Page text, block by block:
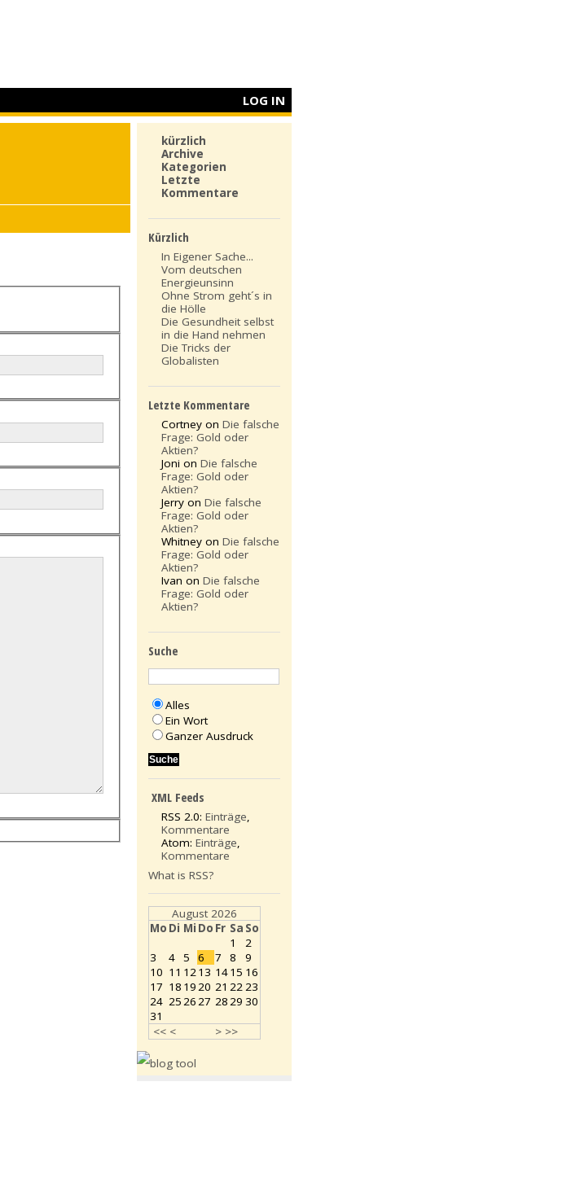
LOG IN
kürzlich
Archive
Kategorien
Letzte
Kommentare
Kürzlich
In Eigener Sache...
Vom deutschen
Energieunsinn
Ohne Strom geht´s in
die Hölle
Die Gesundheit selbst
in die Hand nehmen
Die Tricks der
Globalisten
Letzte Kommentare
Cortney onDie falsche
Frage: Gold oder
Aktien?
Joni onDie falsche
Frage: Gold oder
Aktien?
Jerry onDie falsche
Frage: Gold oder
Aktien?
Whitney onDie falsche
Frage: Gold oder
Aktien?
Ivan onDie falsche
Frage: Gold oder
Aktien?
Suche
Alles
Ein Wort
Ganzer Ausdruck
XML Feeds
RSS 2.0:Einträge,
Kommentare
Atom:Einträge,
Kommentare
What is RSS?
August 2026
Mo Di Mi Do Fr Sa So
<< < > >>
1
2
3
4 5 6 7 8
9
10 11 1213 1415 16
17 18 1920 21 2223
24 252627 2829 30
31